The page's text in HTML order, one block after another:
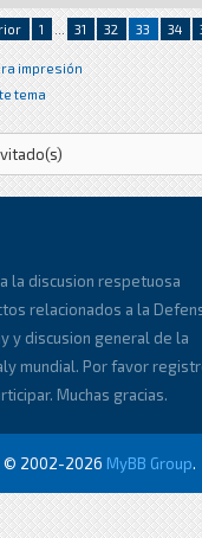
1 ... 31 32 33 34
impresión
tema
la discusion respetuosa
relacionados a la
y discusion general de la
mundial. Por favor
Muchas gracias.
© 2002-2026 MyBB Group.